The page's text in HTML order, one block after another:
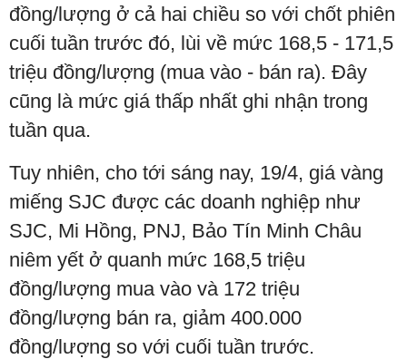
đồng/lượng ở cả hai chiều so với chốt phiên
cuối tuần trước đó, lùi về mức 168,5 - 171,5
triệu đồng/lượng (mua vào - bán ra). Đây
cũng là mức giá thấp nhất ghi nhận trong
tuần qua.
Tuy nhiên, cho tới sáng nay, 19/4, giá vàng
miếng SJC được các doanh nghiệp như
SJC, Mi Hồng, PNJ, Bảo Tín Minh Châu
niêm yết ở quanh mức 168,5 triệu
đồng/lượng mua vào và 172 triệu
đồng/lượng bán ra, giảm 400.000
đồng/lượng so với cuối tuần trước.